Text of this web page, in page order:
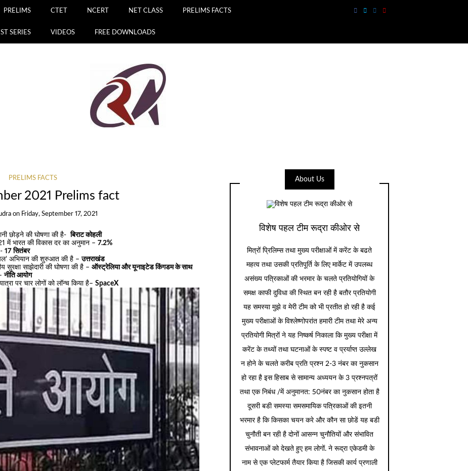
PRELIMS CTET NCERT NET CLASS PRELIMS FACTS
SERIES VIDEOS FREE DOWNLOADS
PRELIMS FACTS
2021 Prelims fact
on Friday, September 17, 2021
छोड़ने की घोषणा की है-बिराट कोहली
में भारत की विकास दर का अनुमान –7.2%
17 सितंबर
अभियान की शुरुआत की है –उत्तराखंड
सुरक्षा साझेदारी की घोषणा की है –ऑस्ट्रेलिया और यूनाइटेड किंगडम के साथ
नीति आयोग
पर चार लोगों को लॉन्च किया है–SpaceX
About Us
विशेष पहल टीम रूद्रा कीओर से
मित्रों प्रिलिम्स तथा मुख्य परीक्षाओं में करेंट के बढते
महत्व तथा उसकी प्रतिपूर्ति के लिए मार्केट में उपलब्ध
असंख्य पत्रिकाओं की भरमार के चलते प्रतियोगियों के
समक्ष काफी दुविधा की स्थित बन रही है बतौर प्रतियोगी
यह समस्या मुझे व मेरी टीम को भी प्रतीत हो रही है कई
मुख्य परीक्षाओं के विश्लेष्णोपरांत हमारी टीम तथा मेरे अन्य
प्रतियोगी मित्रों ने यह निष्कर्ष निकाला कि मुख्य परीक्षा में
करेंट के तथ्यों तथा घटनाओं के स्पष्ट व प्रर्याप्त उल्लेख
न होने के चलते करीब प्रति प्रश्न 2-3 नंबर का नुकसान
हो रहा है इस हिसाब से सामान्य अध्ययन के 3 प्रश्नपत्रों
तथा एक निबंध /में अनुमानत: 50नंबर का नुकसान होता है
दूसरी बडी समस्या समसमायिक पत्रिकाओं की इतनी
भरमार है कि किसका चयन करे और कौन सा छोडें यह बडी
चुनौती बन रही है दोनों आसन्न चुनौतियों और संभावित
संभावनाओं को देखते हुए हम लोगों. ने रूद्रा एकेडमी के
नाम से एक प्लेटफार्म तैयार किया है जिसकी कार्य प्रणाली